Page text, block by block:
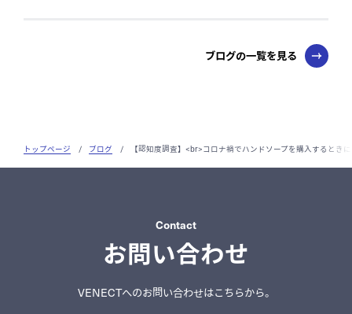
ブログの一覧を見る
トップページ / ブログ / 【認知度調査】<br>コロナ禍でハンドソープを購入するとき
Contact
お問い合わせ
VENECTへのお問い合わせはこちらから。